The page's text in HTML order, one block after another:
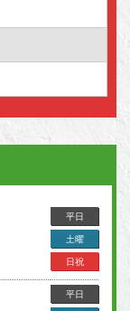
平日
土曜
日祝
平日